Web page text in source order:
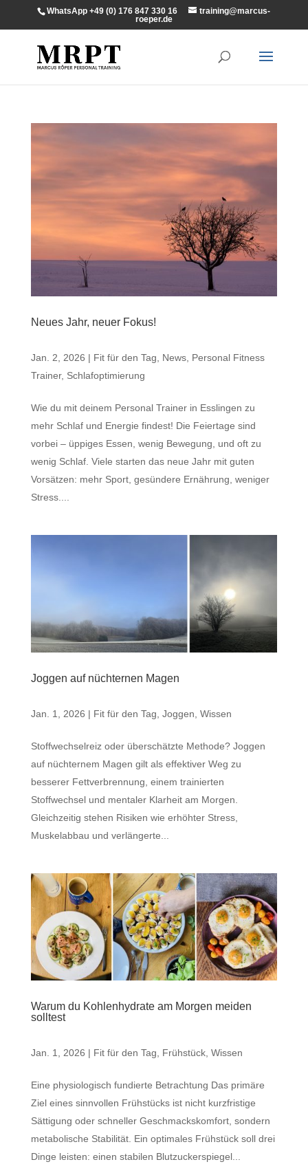
WhatsApp +49 (0) 176 847 330 16
training@marcus-
roeper.de
Neues Jahr, neuer Fokus!
Jan. 2, 2026 | Fit für den Tag, News, Personal Fitness
Trainer, Schlafoptimierung
Wie du mit deinem Personal Trainer in Esslingen zu
mehr Schlaf und Energie findest! Die Feiertage sind
vorbei – üppiges Essen, wenig Bewegung, und oft zu
wenig Schlaf. Viele starten das neue Jahr mit guten
Vorsätzen: mehr Sport, gesündere Ernährung, weniger
Stress....
Joggen auf nüchternen Magen
Jan. 1, 2026 | Fit für den Tag, Joggen, Wissen
Stoffwechselreiz oder überschätzte Methode? Joggen
auf nüchternem Magen gilt als effektiver Weg zu
besserer Fettverbrennung, einem trainierten
Stoffwechsel und mentaler Klarheit am Morgen.
Gleichzeitig stehen Risiken wie erhöhter Stress,
Muskelabbau und verlängerte...
Warum du Kohlenhydrate am Morgen meiden
solltest
Jan. 1, 2026 | Fit für den Tag Frühstück, Wissen
Eine physiologisch fundierte Betrachtung Das primäre
Ziel eines sinnvollen Frühstücks ist nicht kurzfristige
Sättigung oder schneller Geschmackskomfort, sondern
metabolische Stabilität. Ein optimales Frühstück soll drei
Dinge leisten: einen stabilen Blutzuckerspiegel...